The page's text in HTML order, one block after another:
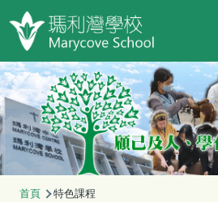
移至主內容
導
首頁 特色課程